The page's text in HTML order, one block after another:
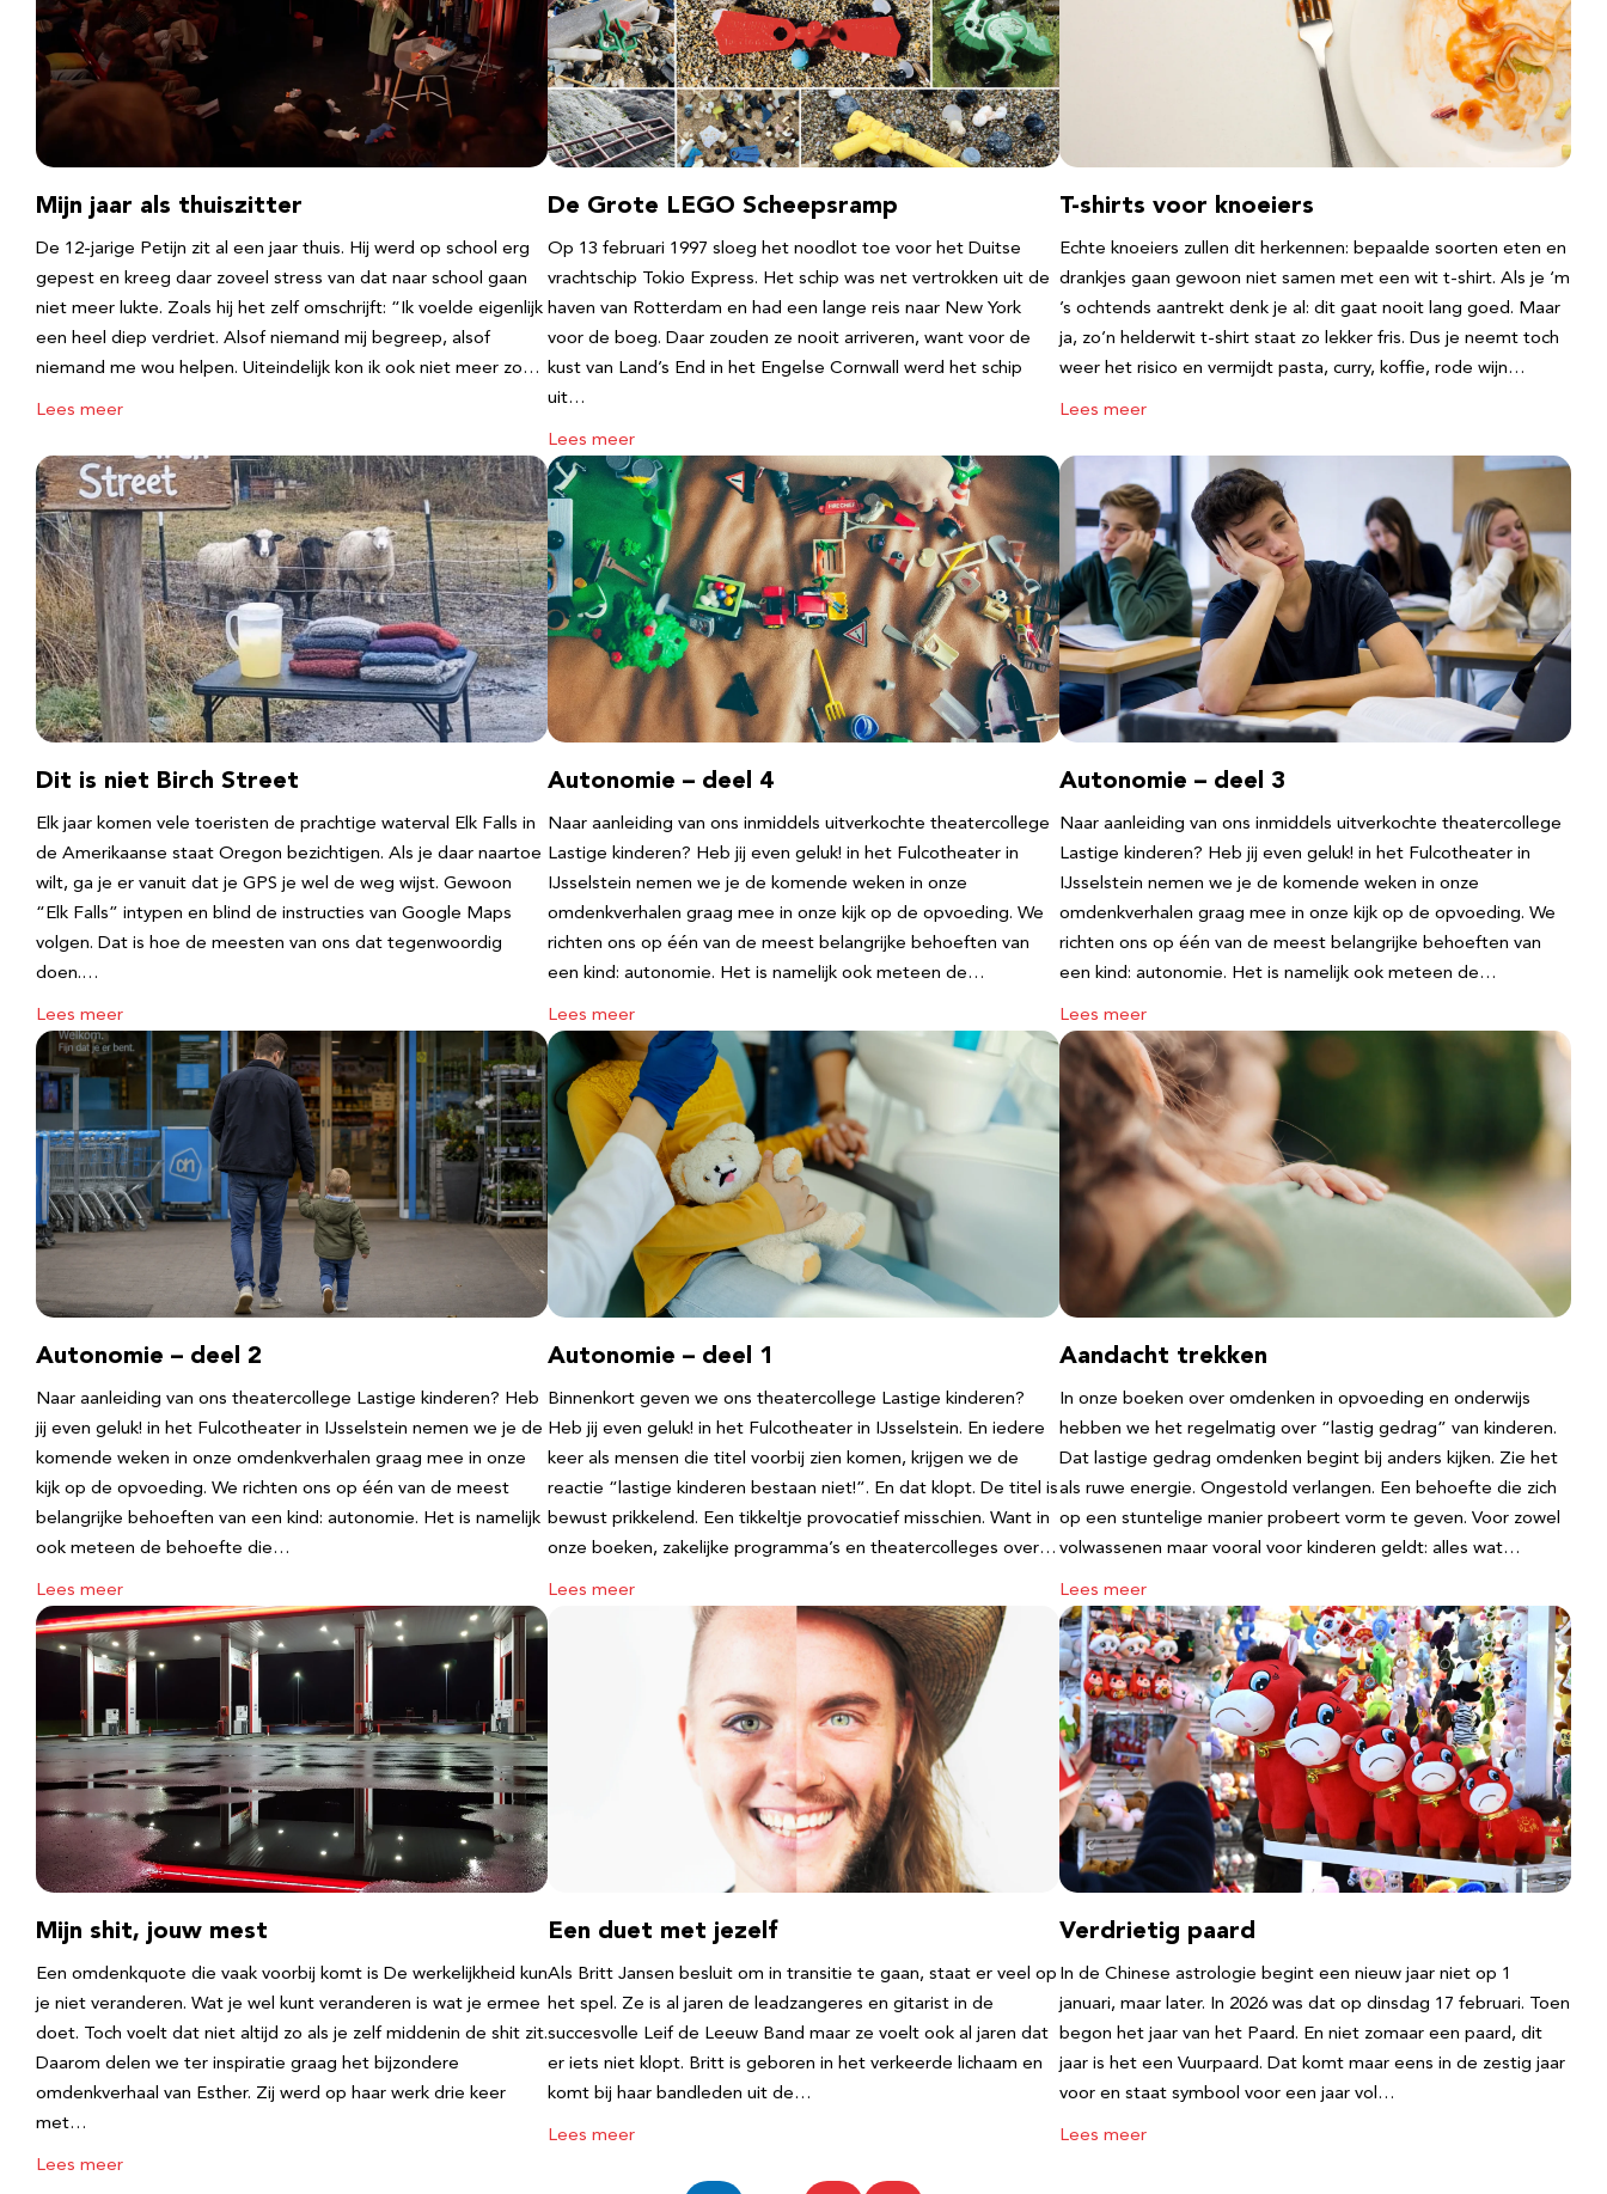
Mijn jaar als thuiszitter
De 12-jarige Petijn zit al een jaar thuis. Hij werd op school erg
gepest en kreeg daar zoveel stress van dat naar school gaan
niet meer lukte. Zoals hij het zelf omschrijft: “Ik voelde eigenlijk
een heel diep verdriet. Alsof niemand mij begreep, alsof
niemand me wou helpen. Uiteindelijk kon ik ook niet meer zo…
Lees meer
De Grote LEGO Scheepsramp
Op 13 februari 1997 sloeg het noodlot toe voor het Duitse
vrachtschip Tokio Express. Het schip was net vertrokken uit de
haven van Rotterdam en had een lange reis naar New York
voor de boeg. Daar zouden ze nooit arriveren, want voor de
kust van Land’s End in het Engelse Cornwall werd het schip
uit…
Lees meer
T-shirts voor knoeiers
Echte knoeiers zullen dit herkennen: bepaalde soorten eten en
drankjes gaan gewoon niet samen met een wit t-shirt. Als je ‘m
’s ochtends aantrekt denk je al: dit gaat nooit lang goed. Maar
ja, zo’n helderwit t-shirt staat zo lekker fris. Dus je neemt toch
weer het risico en vermijdt pasta, curry, koffie, rode wijn…
Lees meer
Dit is niet Birch Street
Elk jaar komen vele toeristen de prachtige waterval Elk Falls in
de Amerikaanse staat Oregon bezichtigen. Als je daar naartoe
wilt, ga je er vanuit dat je GPS je wel de weg wijst. Gewoon
“Elk Falls” intypen en blind de instructies van Google Maps
volgen. Dat is hoe de meesten van ons dat tegenwoordig
doen.…
Lees meer
Autonomie – deel 4
Naar aanleiding van ons inmiddels uitverkochte theatercollege
Lastige kinderen? Heb jij even geluk! in het Fulcotheater in
IJsselstein nemen we je de komende weken in onze
omdenkverhalen graag mee in onze kijk op de opvoeding. We
richten ons op één van de meest belangrijke behoeften van
een kind: autonomie. Het is namelijk ook meteen de…
Lees meer
Autonomie – deel 3
Naar aanleiding van ons inmiddels uitverkochte theatercollege
Lastige kinderen? Heb jij even geluk! in het Fulcotheater in
IJsselstein nemen we je de komende weken in onze
omdenkverhalen graag mee in onze kijk op de opvoeding. We
richten ons op één van de meest belangrijke behoeften van
een kind: autonomie. Het is namelijk ook meteen de…
Lees meer
Autonomie – deel 2
Naar aanleiding van ons theatercollege Lastige kinderen? Heb
jij even geluk! in het Fulcotheater in IJsselstein nemen we je de
komende weken in onze omdenkverhalen graag mee in onze
kijk op de opvoeding. We richten ons op één van de meest
belangrijke behoeften van een kind: autonomie. Het is namelijk
ook meteen de behoefte die…
Lees meer
Autonomie – deel 1
Binnenkort geven we ons theatercollege Lastige kinderen?
Heb jij even geluk! in het Fulcotheater in IJsselstein. En iedere
keer als mensen die titel voorbij zien komen, krijgen we de
reactie “lastige kinderen bestaan niet!”. En dat klopt. De titel is
bewust prikkelend. Een tikkeltje provocatief misschien. Want in
onze boeken, zakelijke programma’s en theatercolleges over…
Lees meer
Aandacht trekken
In onze boeken over omdenken in opvoeding en onderwijs
hebben we het regelmatig over “lastig gedrag” van kinderen.
Dat lastige gedrag omdenken begint bij anders kijken. Zie het
als ruwe energie. Ongestold verlangen. Een behoefte die zich
op een stuntelige manier probeert vorm te geven. Voor zowel
volwassenen maar vooral voor kinderen geldt: alles wat…
Lees meer
Mijn shit, jouw mest
Een omdenkquote die vaak voorbij komt is De werkelijkheid kun
je niet veranderen. Wat je wel kunt veranderen is wat je ermee
doet. Toch voelt dat niet altijd zo als je zelf middenin de shit zit.
Daarom delen we ter inspiratie graag het bijzondere
omdenkverhaal van Esther. Zij werd op haar werk drie keer
met…
Lees meer
Een duet met jezelf
Als Britt Jansen besluit om in transitie te gaan, staat er veel op
het spel. Ze is al jaren de leadzangeres en gitarist in de
succesvolle Leif de Leeuw Band maar ze voelt ook al jaren dat
er iets niet klopt. Britt is geboren in het verkeerde lichaam en
komt bij haar bandleden uit de…
Lees meer
Verdrietig paard
In de Chinese astrologie begint een nieuw jaar niet op 1
januari, maar later. In 2026 was dat op dinsdag 17 februari. Toen
begon het jaar van het Paard. En niet zomaar een paard, dit
jaar is het een Vuurpaard. Dat komt maar eens in de zestig jaar
voor en staat symbool voor een jaar vol…
Lees meer